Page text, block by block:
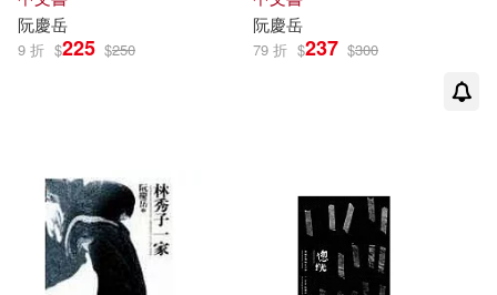
阮慶岳
9 折 $225 $250
阮慶岳
79 折 $237 $300